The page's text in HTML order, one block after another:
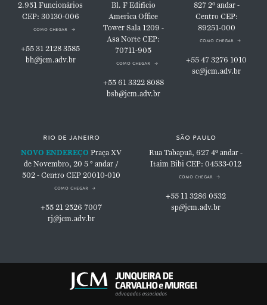
2.951Funcionários
CEP: 30130-006
como chegar
+55 31 2128 3585
bh@jcm.adv.br
Bl. FEdifício
America Office
TowerSala 1209 -
Asa NorteCEP:
70711-905
como chegar
+55 61 3322 8088
bsb@jcm.adv.br
8272º andar -
Centro CEP:
89251-000
como chegar
+55 47 3276 1010
sc@jcm.adv.br
rio de janeiro
NOVO ENDEREÇO Praça XV
de Novembro, 20 5 ° andar /
502 - Centro CEP 20010-010
como chegar
+55 21 2526 7007
rj@jcm.adv.br
são paulo
Rua Tabapuã, 6274º andar -
Itaim BibiCEP: 04533-012
como chegar
+55 11 3286 0532
sp@jcm.adv.br